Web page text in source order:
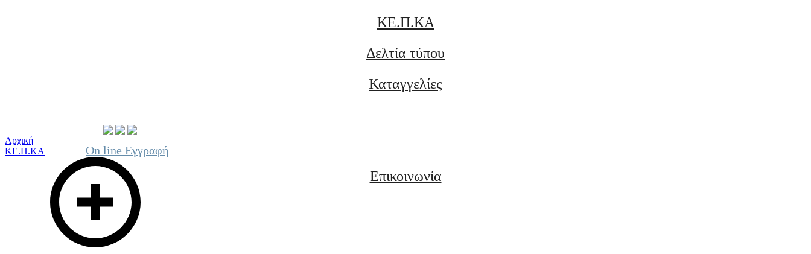
ΚΕ.Π.ΚΑ
Δελτία τύπου
Καταγγελίες
Επικοινωνία
Γίνε μέλος του ΚΕΠΚΑ
On line Εγγραφή
Αρχική
ΚΕ.Π.ΚΑ